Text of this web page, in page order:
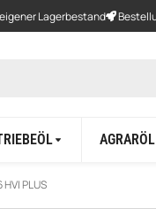
Lagerbestand
AGRARÖL
PLUS